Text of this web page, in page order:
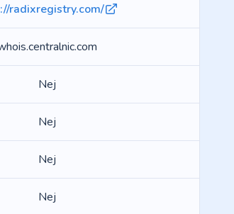
radixregistry.com/
Nej
Nej
Nej
Nej